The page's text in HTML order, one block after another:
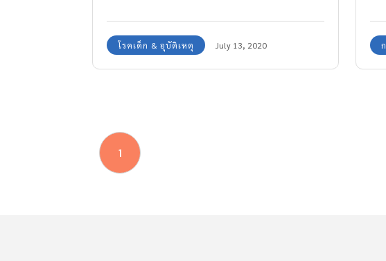
ด้วยโรคเด็ก & อุบัติเหตุ July 13, 2020
แล
1